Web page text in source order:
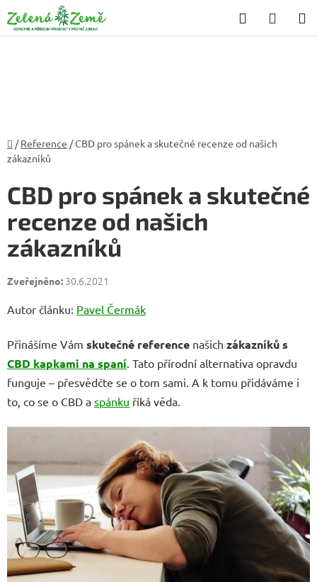
na
obsah
Hledat
KOŠÍK
Domů
/ Reference /CBD pro spánek a skutečné recenze od našich
zákazníků
CBD pro spánek a skutečné
recenze od našich
zákazníků
30.6.2021
Autor článku: Pavel Čermák
Přinášíme Vám skutečné reference našich zákazníků s
CBD kapkami na spaní. Tato přírodní alternativa opravdu
funguje – přesvědčte se o tom sami. A k tomu přidáváme i
to, co se o CBD a spánku říká věda.